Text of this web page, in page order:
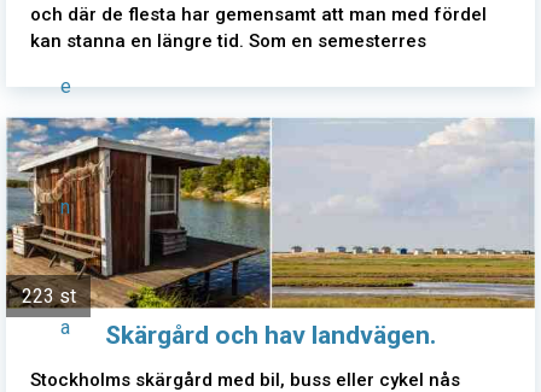
e
n
a
och där de flesta har gemensamt att man med fördel
kan stanna en längre tid. Som en semesterres
223 st
Skärgård och hav landvägen.
Stockholms skärgård med bil, buss eller cykel nås